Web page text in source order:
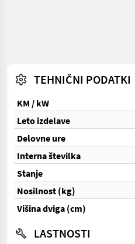
TEHNIČNI PODATKI
KM / kW
Leto izdelave
Delovne ure
Interna številka
Stanje
Nosilnost (kg)
Višina dviga (cm)
LASTNOSTI